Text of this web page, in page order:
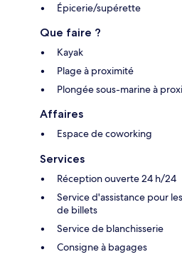
Épicerie/supérette
Que faire ?
Kayak
Plage à proximité
Plongée sous-marine à
Affaires
Espace de coworking
Services
Réception ouverte 24 h/24
Service d'assistance pour
de billets
Service de blanchisserie
Consigne à bagages